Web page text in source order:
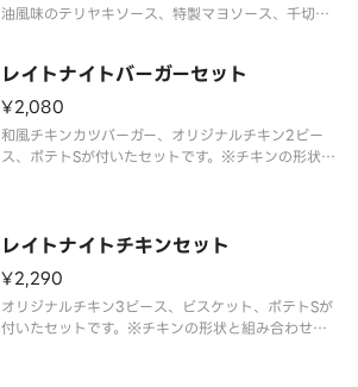
油風味のテリヤキソース、特製マヨソース、千切り
ご提供となります。時間帯により価格が異なります
ので、あらかじめご了承くださ
レイトナイトバーガーセット
¥2,080
和風チキンカツバーガー、オリジナルチキン2ピー
ス、ポテトSが付いたセットです。※チキンの形状と
ざいます。※22時以降のみ販
レイトナイトチキンセット
¥2,290
オリジナルチキン3ピース、ビスケット、ポテトSが
付いたセットです。※チキンの形状と組み合わせ